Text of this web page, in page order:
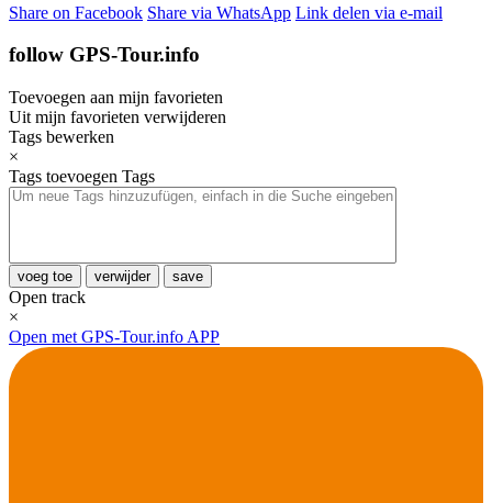
Share on Facebook Share via WhatsApp Link delen via e-mail
follow GPS-Tour.info
Toevoegen aan mijn favorieten
Uit mijn favorieten verwijderen
Tags bewerken
×
Tags toevoegen Tags
voeg toe verwijder save
Open track
×
Open met GPS-Tour.info APP